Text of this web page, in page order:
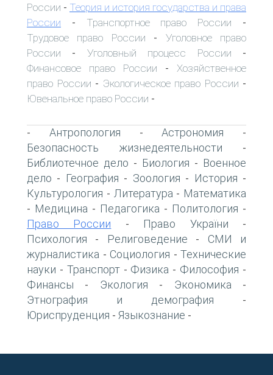
России - Теория и история государства и права
России - Транспортное право России -
Трудовое право России - Уголовное право
России - Уголовный процесс России -
Финансовое право России - Хозяйственное
право России - Экологическое право России -
Ювенальное право России -
- Антропология -Астрономия -
Безопасность жизнедеятельности -
Библиотечное дело - Биология - Военное
дело - География - Зоология - История -
Культурология - Литература - Математика
- Медицина - Педагогика - Политология -
Право России - Право України -
Психология - Религоведение - СМИ и
журналистика - Социология - Технические
науки - Транспорт- Физика - Философия -
Финансы - Экология - Экономика -
Этнография и демография -
Юриспруденция - Языкознание -